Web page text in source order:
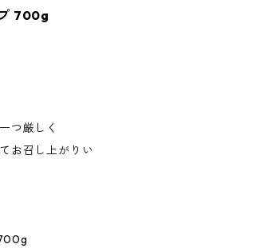
700g
つ厳しく
お召し上がりい